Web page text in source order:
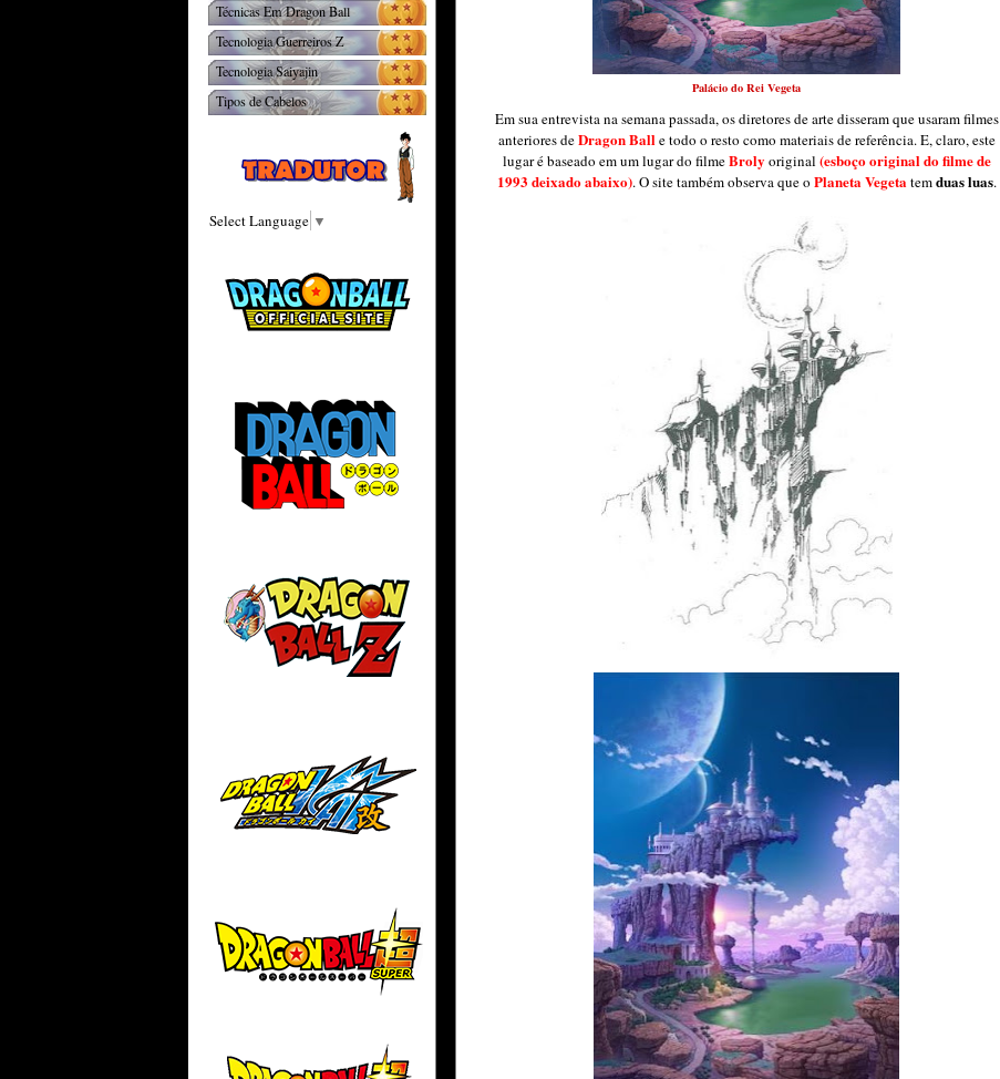
Palácio do Rei Vegeta
Em sua entrevista na semana passada, os diretores de arte disseram que usaram filmes
anteriores deDragon Ball e todo o resto como materiais de referência. E, claro, este
lugar é baseado em um lugar do filmeBroly original (esboço original do filme de
1993 deixado abaixo). O site também observa que o Planeta Vegeta temduas luas.
Técnicas Em Dragon Ball
Tecnologia Guerreiros Z
Tecnologia Saiyajin
Tipos de Cabelos
Select Language ▼